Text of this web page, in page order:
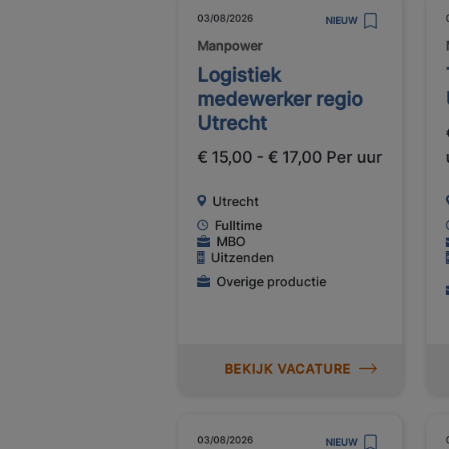
03/08/2026 NIEUW
Manpower
Logistiek
medewerker regio
Utrecht
€ 15,00 - € 17,00 Per uur
Utrecht
Fulltime
MBO
Uitzenden
Overige productie
BEKIJK VACATURE
03/08/2026 NIEUW